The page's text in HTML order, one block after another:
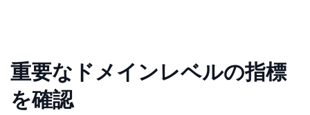
重要なドメインレベルの指標
を確認